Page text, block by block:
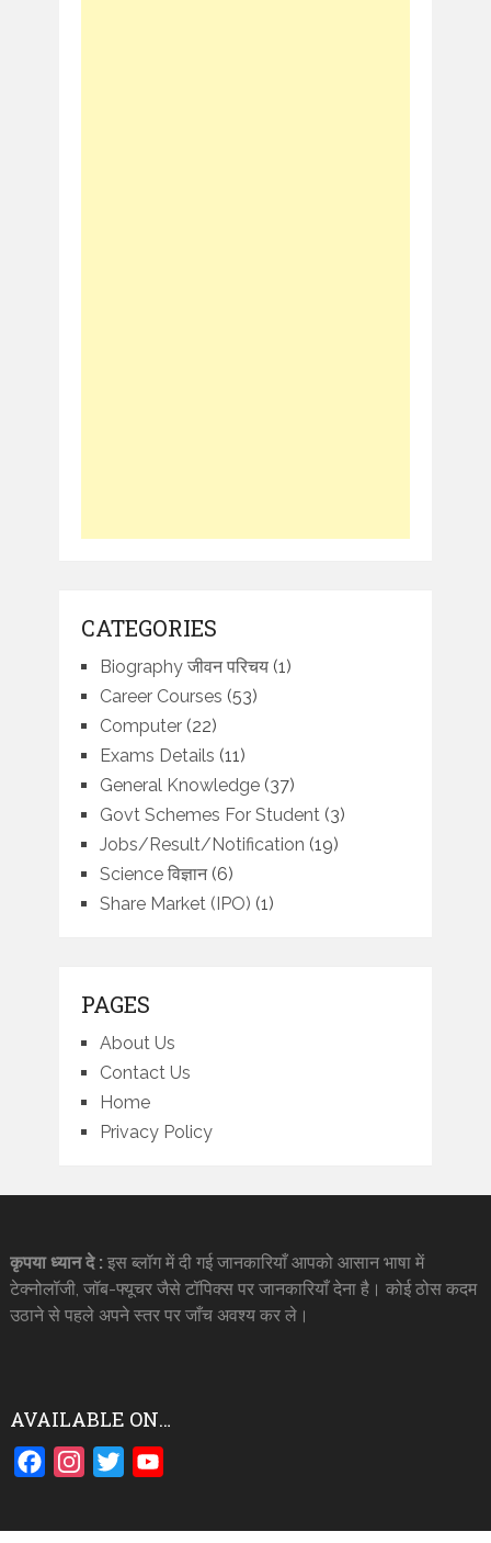
CATEGORIES
Biography जीवन परिचय(1)
Career Courses (53)
Computer(22)
Exams Details (11)
General Knowledge(37)
Govt Schemes For Student (3)
Jobs/Result/Notification (19)
Science विज्ञान(6)
Share Market (IPO) (1)
PAGES
About Us
Contact Us
Home
Privacy Policy
कृपया ध्यान दे : इस ब्लॉग में दी गई जानकारियाँ आपको आसान भाषा में
टेक्नोलॉजी, जॉब-फ्यूचर जैसे टॉपिक्स पर जानकारियाँ देना है। कोई ठोस कदम
उठाने से पहले अपने स्तर पर जाँच अवश्य कर ले।
AVAILABLE ON…
FacebookInstagram
Twitter